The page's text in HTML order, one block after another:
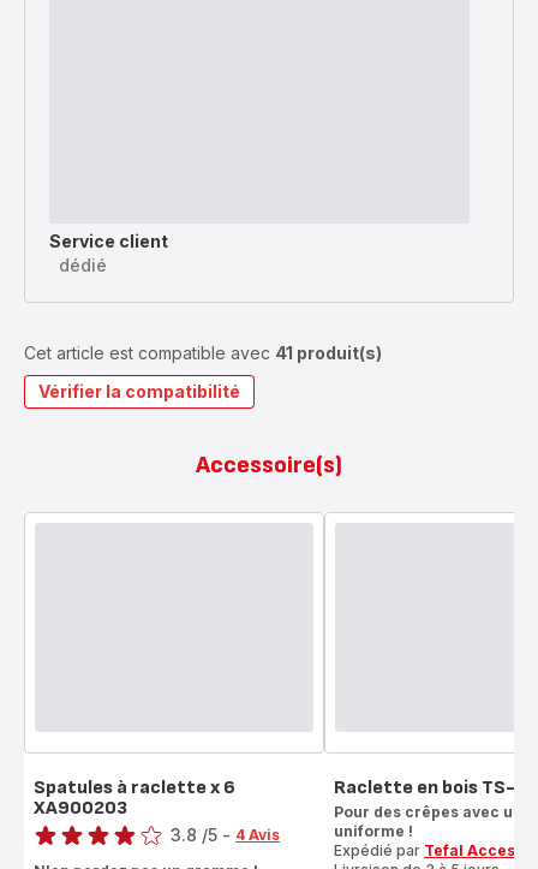
Service client
dédié
Cet article est compatible avec 41 produit(s)
Vérifier la compatibilité
Accessoire(s)
Spatules à raclette x 6
XA900203
Note
3.8 /5 - 4 Avis
Raclette en bois TS-
Pour des crêpes avec une
uniforme !
Expédié par Tefal